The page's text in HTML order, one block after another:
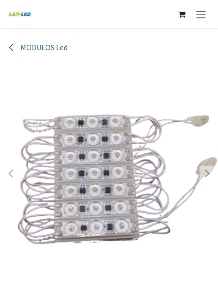
MODULOS Led